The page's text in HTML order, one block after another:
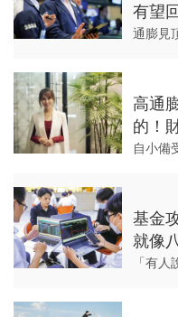
有望
科技
通膨見
品庫
較大波
高通
的！
開始
自小備
時就
錯，因
基金
就像
比約
「有
樣也